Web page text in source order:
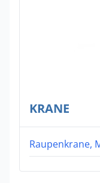
KRANE
Raupenkrane,